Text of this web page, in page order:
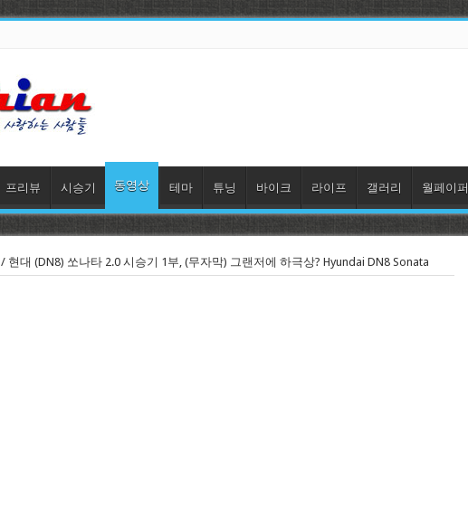
프리뷰 시승기 동영상 테마 튜닝 바이크 라이프 갤러리 월페이퍼
/ 현대 (DN8) 쏘나타 2.0 시승기 1부, (무자막) 그랜저에 하극상? Hyundai DN8 Sonata